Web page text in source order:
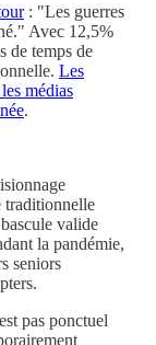
: "Les guerres
Avec 12,5%
de temps de
Les
médias
.
traditionnelle
valide
la pandémie,
seniors
pas ponctuel